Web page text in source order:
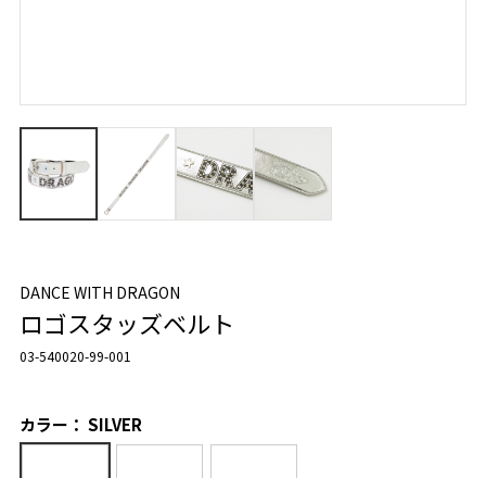
DANCE WITH DRAGON
ロゴスタッズベルト
03-540020-99-001
カラー： SILVER